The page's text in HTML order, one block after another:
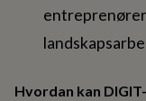
Hvordan kan